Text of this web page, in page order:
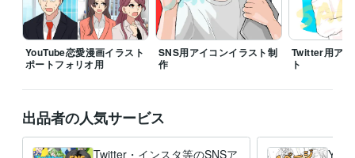
YouTube恋愛漫画イラスト
ポートフォリオ用
SNS用アイコンイラスト制
作
Twitter用ア
ト
出品者の人気サービス
Twitter・インスタ等のSNSア